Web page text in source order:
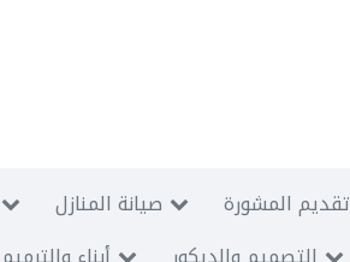
صيانة المنازل تقديم المشورة